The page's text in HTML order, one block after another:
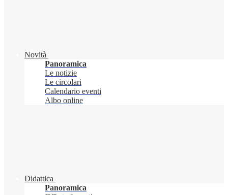
Novità
Panoramica
Le notizie
Le circolari
Calendario eventi
Albo online
Didattica
Panoramica